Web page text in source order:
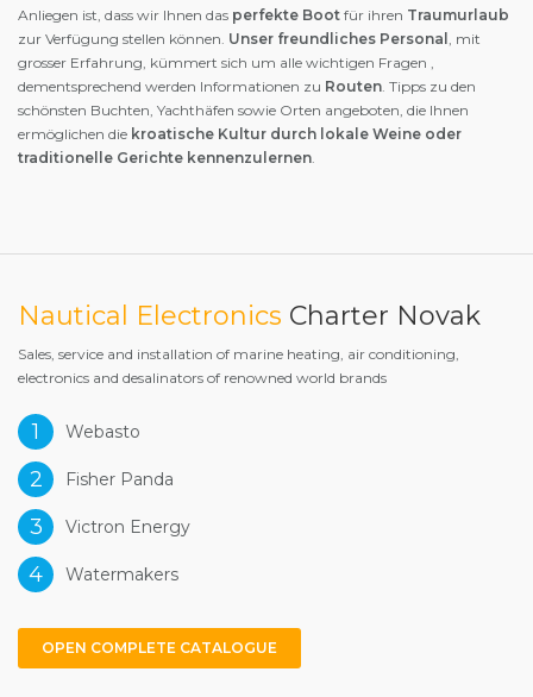
Anliegen ist, dass wir Ihnen das perfekte Boot für ihren Traumurlaub
zur Verfügung stellen können. Unser freundliches Personal , mit
grosser Erfahrung, kümmert sich um alle wichtigen Fragen ,
dementsprechend werden Informationen zu Routen. Tipps zu den
schönsten Buchten, Yachthäfen sowie Orten angeboten, die Ihnen
ermöglichen die kroatische Kultur durch lokale Weine oder
traditionelle Gerichte kennenzulernen.
Nautical Electronics Charter Novak
Sales, service and installation of marine heating, air conditioning,
electronics and desalinators of renowned world brands
1 Webasto
2 Fisher Panda
3 Victron Energy
4 Watermakers
OPEN COMPLETE CATALOGUE